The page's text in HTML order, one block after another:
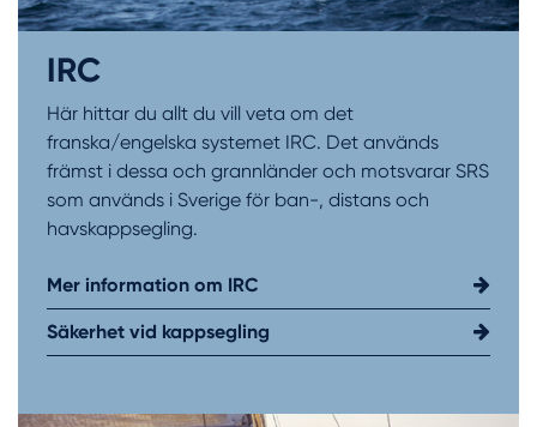
IRC
Här hittar du allt du vill veta om det
franska/engelska systemet IRC. Det används
främst i dessa och grannländer och motsvarar SRS
som används i Sverige för ban-, distans och
havskappsegling.
Mer information om IRC
Säkerhet vid kappsegling